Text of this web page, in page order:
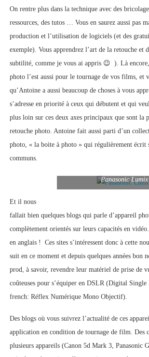
On rentre plus dans la technique avec des
ressources, des tutos … Vous en saurez aussi pas
production et l’utilisation de logiciels (et des
exemple). Vous apprendrez l’art de la retouche et
subtilité, comme je vous ai appris 😉 ). Là
photo l’est aussi pour le tournage de vos films, et
qu’Antoine a aussi beaucoup de choses à vous
s’adresse en priorité à ceux qui débutent et qui
plus loin sur ces deux axes principaux que sont la
retouche photo. Antoine fait aussi parti d’un
photo, « la boite à photo » qui régulièrement écrit
communs.
Panasonic
Et il nous
fallait bien quelques blogs qui parle d’appareil
complètement orientés sur leurs capacités en
en anglais ! Ces sites s’intéressent donc à cette
suit en ce moment et depuis quelques années bon
prod, à savoir, revendre leur matériel de prise de
coûteuses pour s’équiper en DSLR (Digital
french: Réflex Numérique Mono Objectif).
Des blogs où vous suivrez l’actualité de ces
application en condition de tournage de film. Des
plusieurs appareils (Canon 5d Mark 3, Panasonic